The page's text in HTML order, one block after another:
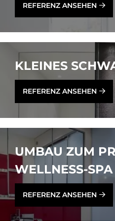
REFERENZ ANSEHEN
KLEI­NES
REFERENZ ANSEHEN
UM­BAU ZUM
WELL­NESS-SPA
REFERENZ ANSEHEN